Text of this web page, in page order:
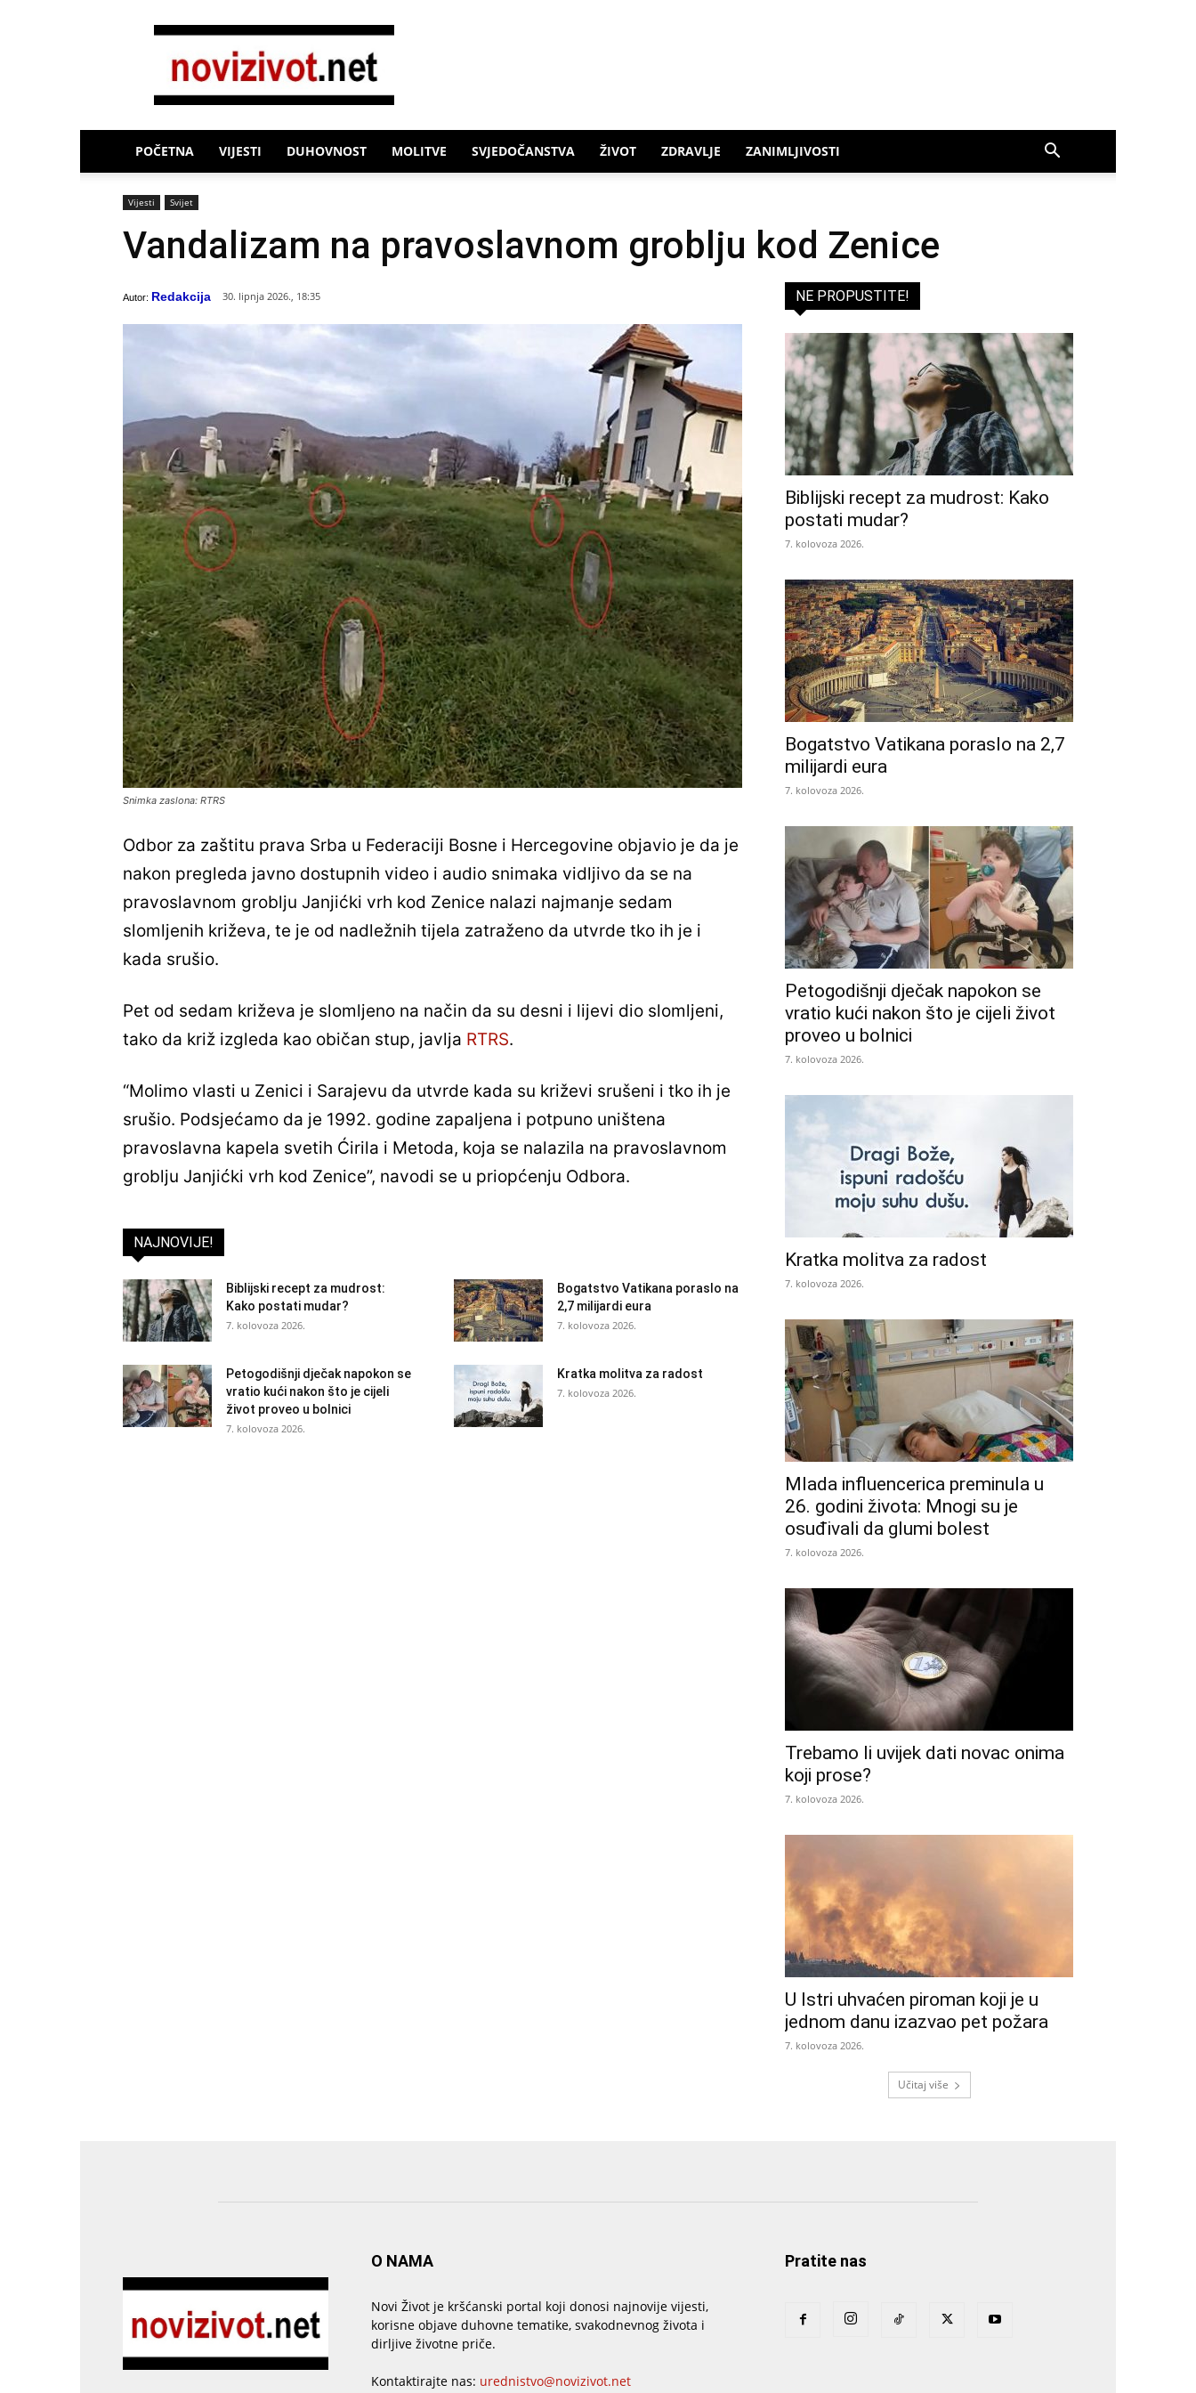
Novi
POČETNA VIJESTI DUHOVNOST MOLITVE SVJEDOČANSTVA ŽIVOT ZDRAVLJE ZANIMLJIVOSTI
Vijesti Svijet
Vandalizam na pravoslavnom groblju kod Zenice
Autor: Redakcija 30. lipnja 2026., 18:35
Snimka zaslona: RTRS
Odbor za zaštitu prava Srba u Federaciji Bosne i Hercegovine objavio je da je
nakon pregleda javno dostupnih video i audio snimaka vidljivo da se na
pravoslavnom groblju Janjićki vrh kod Zenice nalazi najmanje sedam
slomljenih križeva, te je od nadležnih tijela zatraženo da utvrde tko ih je i
kada srušio.
Pet od sedam križeva je slomljeno na način da su desni i lijevi dio slomljeni,
tako da križ izgleda kao običan stup, javlja RTRS.
“Molimo vlasti u Zenici i Sarajevu da utvrde kada su križevi srušeni i tko ih je
srušio. Podsjećamo da je 1992. godine zapaljena i potpuno uništena
pravoslavna kapela svetih Ćirila i Metoda, koja se nalazila na pravoslavnom
groblju Janjićki vrh kod Zenice”, navodi se u priopćenju Odbora.
NAJNOVIJE!
Biblijski recept za mudrost:
Kako postati mudar?
7. kolovoza 2026.
Bogatstvo Vatikana poraslo na
2,7 milijardi eura
7. kolovoza 2026.
Petogodišnji dječak napokon se
vratio kući nakon što je cijeli
život proveo u bolnici
7. kolovoza 2026.
Kratka molitva za radost
7. kolovoza 2026.
NE PROPUSTITE!
Biblijski recept za mudrost: Kako
postati mudar?
7. kolovoza 2026.
Bogatstvo Vatikana poraslo na 2,7
milijardi eura
7. kolovoza 2026.
Petogodišnji dječak napokon se
vratio kući nakon što je cijeli život
proveo u bolnici
7. kolovoza 2026.
Kratka molitva za radost
7. kolovoza 2026.
Mlada influencerica preminula u
26. godini života: Mnogi su je
osuđivali da glumi bolest
7. kolovoza 2026.
Trebamo li uvijek dati novac onima
koji prose?
7. kolovoza 2026.
U Istri uhvaćen piroman koji je u
jednom danu izazvao pet požara
7. kolovoza 2026.
Učitaj više
O NAMA
Novi Život je kršćanski portal koji donosi najnovije vijesti,
korisne objave duhovne tematike, svakodnevnog života i
dirljive životne priče.
Kontaktirajte nas: urednistvo@novizivot.net
Pratite nas